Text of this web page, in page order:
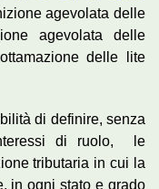
agevolata delle
agevolata delle
delle lite
di definire, senza
di ruolo, le
tributaria in cui la
in ogni stato e grado